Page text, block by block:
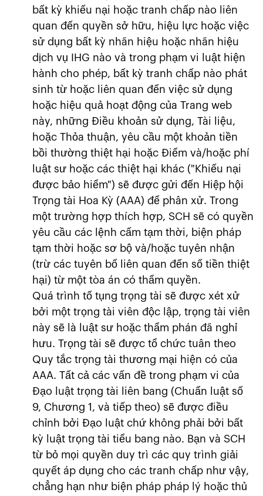
bất kỳ khiếu nại hoặc tranh chấp nào liên
quan đến quyền sở hữu, hiệu lực hoặc việc
sử dụng bất kỳ nhãn hiệu hoặc nhãn hiệu
dịch vụ IHG nào và trong phạm vi luật hiện
hành cho phép, bất kỳ tranh chấp nào phát
sinh từ hoặc liên quan đến việc sử dụng
hoặc hiệu quả hoạt động của Trang web
này, những Điều khoản sử dụng, Tài liệu,
hoặc Thỏa thuận, yêu cầu một khoản tiền
bồi thường thiệt hại hoặc Điểm và/hoặc phí
luật sư hoặc các thiệt hại khác ("Khiếu nại
được bảo hiểm") sẽ được gửi đến Hiệp hội
Trọng tài Hoa Kỳ (AAA) để phân xử. Trong
một trường hợp thích hợp, SCH sẽ có quyền
yêu cầu các lệnh cấm tạm thời, biện pháp
tạm thời hoặc sơ bộ và/hoặc tuyên nhận
(trừ các tuyên bố liên quan đến số tiền thiệt
hại) từ một tòa án có thẩm quyền.
Quá trình tố tụng trọng tài sẽ được xét xử
bởi một trọng tài viên độc lập, trọng tài viên
này sẽ là luật sư hoặc thẩm phán đã nghỉ
hưu. Trọng tài sẽ được tổ chức tuân theo
Quy tắc trọng tài thương mại hiện có của
AAA. Tất cả các vấn đề trong phạm vi của
Đạo luật trọng tài liên bang (Chuẩn luật số
9, Chương 1, và tiếp theo) sẽ được điều
chỉnh bởi Đạo luật chứ không phải bởi bất
kỳ luật trọng tài tiểu bang nào. Bạn và SCH
từ bỏ mọi quyền duy trì các quy trình giải
quyết áp dụng cho các tranh chấp như vậy,
chẳng hạn như biện pháp pháp lý hoặc thủ